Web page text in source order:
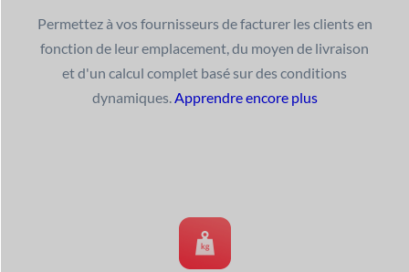
Permettez à vos fournisseurs de facturer les clients en
fonction de leur emplacement, du moyen de livraison
et d'un calcul complet basé sur des conditions
dynamiques. Apprendre encore plus